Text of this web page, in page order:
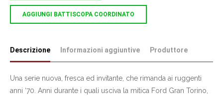
AGGIUNGI BATTISCOPA COORDINATO
Descrizione Informazioni aggiuntive Produttore
Una serie nuova, fresca ed invitante, che rimanda ai ruggenti
anni ‘70. Anni durante i quali usciva la mitica Ford Gran Torino,